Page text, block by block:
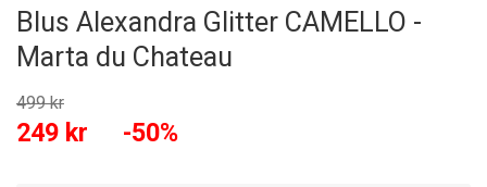
Blus Alexandra Glitter CAMELLO -
Marta du Chateau
499 kr
249 kr -50%